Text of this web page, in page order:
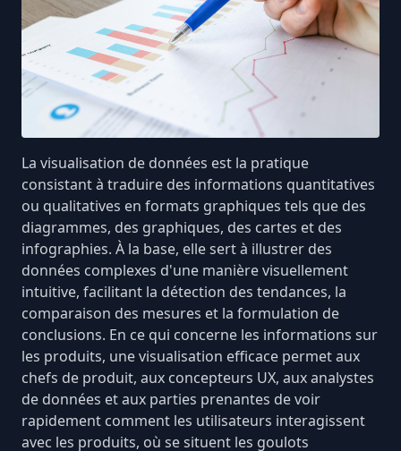
La visualisation de données est la pratique
consistant à traduire des informations quantitatives
ou qualitatives en formats graphiques tels que des
diagrammes, des graphiques, des cartes et des
infographies. À la base, elle sert à illustrer des
données complexes d'une manière visuellement
intuitive, facilitant la détection des tendances, la
comparaison des mesures et la formulation de
conclusions. En ce qui concerne les informations sur
les produits, une visualisation efficace permet aux
chefs de produit, aux concepteurs UX, aux analystes
de données et aux parties prenantes de voir
rapidement comment les utilisateurs interagissent
avec les produits, où se situent les goulots